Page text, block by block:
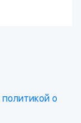
политикой о